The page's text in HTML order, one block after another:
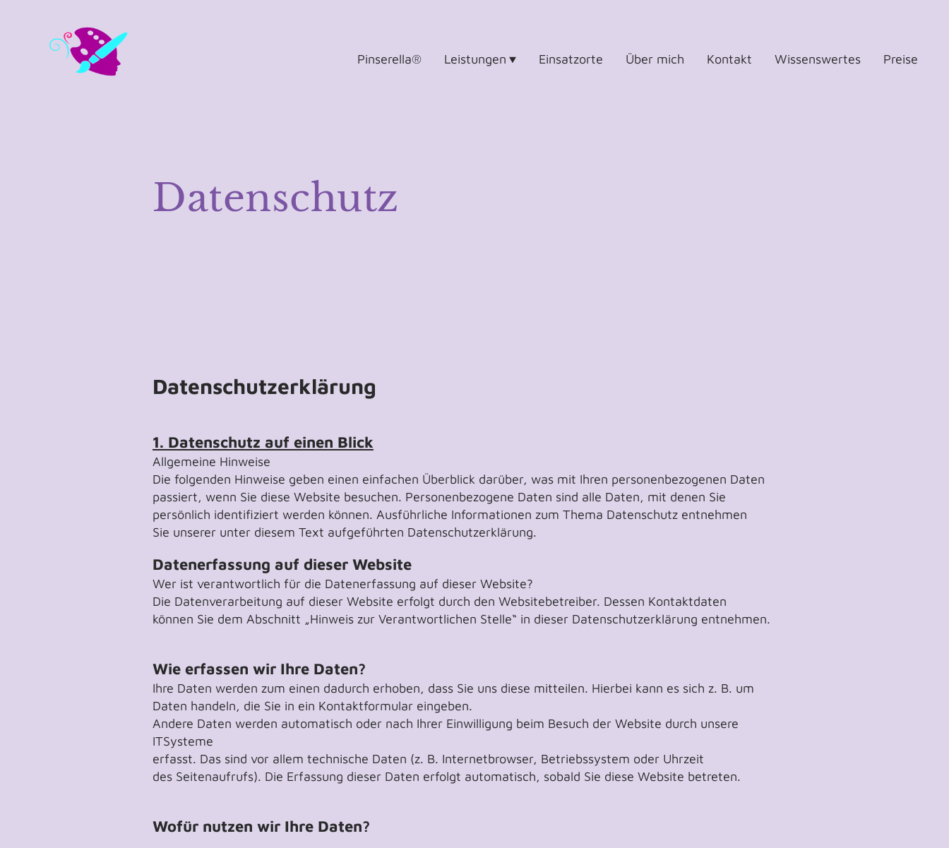
Pinserella® Leistungen Einsatzorte Über mich Kontakt Wissenswertes Preise
Datenschutz
Datenschutzerklärung
1. Datenschutz auf einen Blick
Allgemeine Hinweise
Die folgenden Hinweise geben einen einfachen Überblick darüber, was mit Ihren personenbezogenen Daten
passiert, wenn Sie diese Website besuchen. Personenbezogene Daten sind alle Daten, mit denen Sie
persönlich identifiziert werden können. Ausführliche Informationen zum Thema Datenschutz entnehmen
Sie unserer unter diesem Text aufgeführten Datenschutzerklärung.
Datenerfassung auf dieser Website
Wer ist verantwortlich für die Datenerfassung auf dieser Website?
Die Datenverarbeitung auf dieser Website erfolgt durch den Websitebetreiber. Dessen Kontaktdaten
können Sie dem Abschnitt „Hinweis zur Verantwortlichen Stelle“ in dieser Datenschutzerklärung entnehmen.
Wie erfassen wir Ihre Daten?
Ihre Daten werden zum einen dadurch erhoben, dass Sie uns diese mitteilen. Hierbei kann es sich z. B. um
Daten handeln, die Sie in ein Kontaktformular eingeben.
Andere Daten werden automatisch oder nach Ihrer Einwilligung beim Besuch der Website durch unsere
ITSysteme
erfasst. Das sind vor allem technische Daten (z. B. Internetbrowser, Betriebssystem oder Uhrzeit
des Seitenaufrufs). Die Erfassung dieser Daten erfolgt automatisch, sobald Sie diese Website betreten.
Wofür nutzen wir Ihre Daten?